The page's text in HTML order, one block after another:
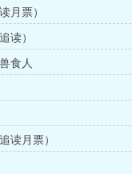
月票）
读）
食人
读月票）